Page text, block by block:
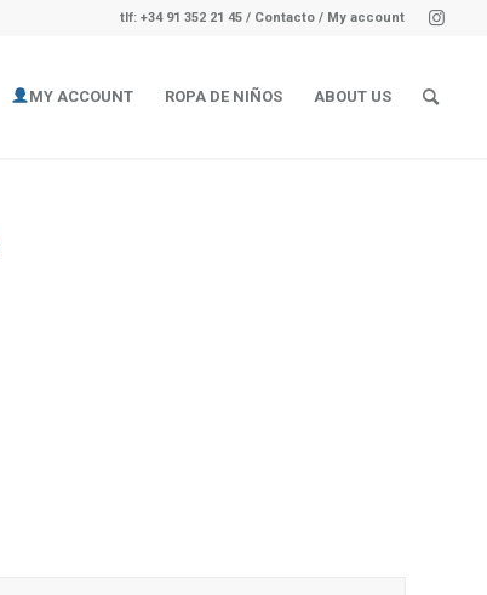
tlf: +34 91 352 21 45 / Contacto/ My account
MY ACCOUNT ROPA DE NIÑOS ABOUT US